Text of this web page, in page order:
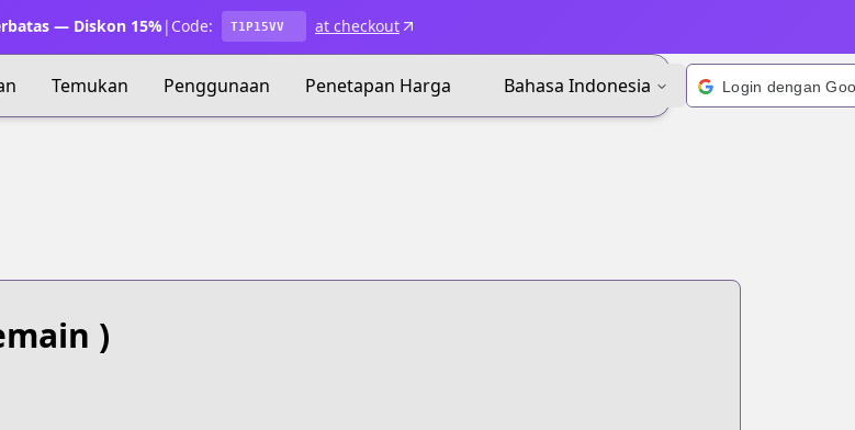
— Diskon 15%| Code: T1P15VV at checkout
Temukan Penggunaan Penetapan Harga Bahasa Indonesia
)